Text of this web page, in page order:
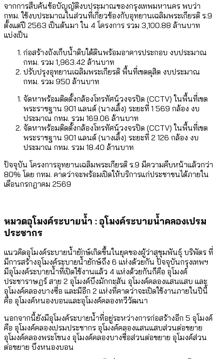
จากการสืบค้นข้อบัญญัติงบประมาณของกรุงเทพมหานคร พบว่า
กทม. ใช้งบประมาณในส่วนที่เกี่ยวข้องกับอุทยานเฉลิมพระเกียรติ ร.9
ตั้งแต่ปี 2563 เป็นต้นมา ใน 4 โครงการ รวม 3,100.88 ล้านบาท
แบ่งเป็น
ก่อสร้างถังเก็บน้ำดิบใต้ดินพร้อมอาคารประกอบ งบประมาณ
กทม. รวม 1,963.42 ล้านบาท
ปรับปรุงอุทยานเฉลิมพระเกียรติ พื้นที่เขตดุสิต งบประมาณ
กทม. รวม 950 ล้านบาท
จัดหาพร้อมติดตั้งกล้องโทรทัศน์วงจรปิด (CCTV) ในพื้นที่เขต
พระราชฐาน 901 แลนด์ (นางเลิ้ง) ระยะที่ 1 569 กล้อง งบ
ประมาณ กทม. รวม 169.06 ล้านบาท
จัดหาพร้อมติดตั้งกล้องโทรทัศน์วงจรปิด (CCTV) ในพื้นที่เขต
พระราชฐาน 901 แลนด์ (นางเลิ้ง) ระยะที่ 2 126 กล้อง งบ
ประมาณ กทม. รวม 18.40 ล้านบาท
ปัจจุบัน โครงการอุทยานเฉลิมพระเกียรติ ร.9 มีความคืบหน้าแล้วกว่า
80% โดย กทม. คาดว่าจะพร้อมเปิดให้บริการแก่ประชาชนได้ภายใน
เดือนกรกฎาคม 2569
หมวดอุโมงค์ระบายน้ำ : อุโมงค์ระบายน้ำคลองเปรม
ประชากร
แนวคิดอุโมงค์ระบายน้ำยักษ์เกิดขึ้นในยุคของผู้ว่าสุขุมพันธ์ุ บริพัตร ที่
มีการสร้างอุโมงค์ระบายน้ำยักษ์ถึง 6 แห่งด้วยกัน ปัจจุบันกรุงเทพฯ
มีอุโมงค์ระบายน้ำที่เปิดใช้งานแล้ว 4 แห่งด้วยกันก็คือ อุโมงค์
ประชาราษฎร์ สาย 2 อุโมงค์บึงมักกะสัน อุโมงค์คลองแสนแสบ และ
อุโมงค์คลองบางซื่อ และมีอีก 2 แห่งที่คาดว่าจะเปิดใช้งานภายในปีนี้
คือ อุโมงค์หนองบอนและอุโมงค์คลองทวีวัฒนา
นอกจากนี้ยังมีอุโมงค์ระบายน้ำที่อยู่ระหว่างการก่อสร้างอีก 5 อุโมงค์
คือ อุโมงค์คลองเปรมประชากร อุโมงค์คลองแสนแสบส่วนต่อขยาย
อุโมงค์คลองพระโขนง อุโมงค์คลองบางซื่อส่วนต่อขยาย อุโมงค์ส่วน
ต่อขยาย บึงหนองบอน